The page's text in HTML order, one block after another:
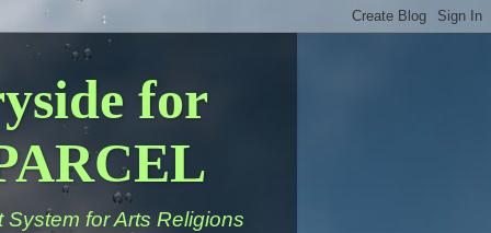
for
for Arts Religions